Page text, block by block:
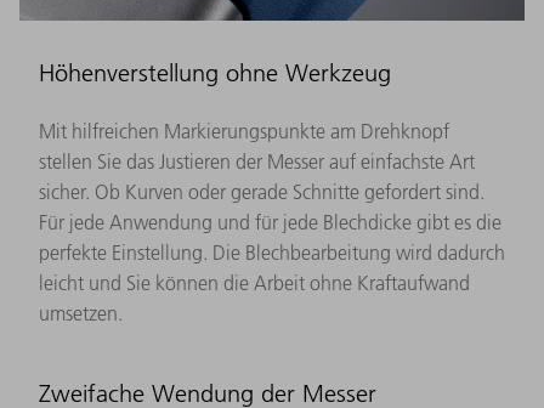
Höhenverstellung ohne Werkzeug
Mit hilfreichen Markierungspunkte am Drehknopf
stellen Sie das Justieren der Messer auf einfachste Art
sicher. Ob Kurven oder gerade Schnitte gefordert sind.
Für jede Anwendung und für jede Blechdicke gibt es die
perfekte Einstellung. Die Blechbearbeitung wird dadurch
leicht und Sie können die Arbeit ohne Kraftaufwand
umsetzen.
Zweifache Wendung der Messer